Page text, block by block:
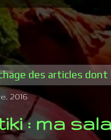
des articles dont
2016
: ma